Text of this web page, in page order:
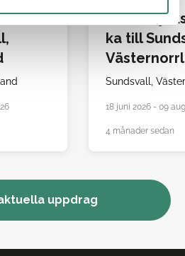
ka till
Sundsvall,
18 juni 2026 - 09
4 månader sedan
uppdrag